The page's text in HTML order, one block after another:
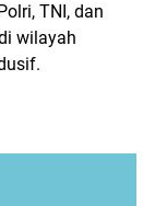
TNI, dan
wilayah